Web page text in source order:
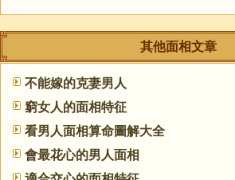
其他面相文章
不能嫁的克妻男人
窮女人的面相特征
看男人面相算命圖解大全
會最花心的男人面相